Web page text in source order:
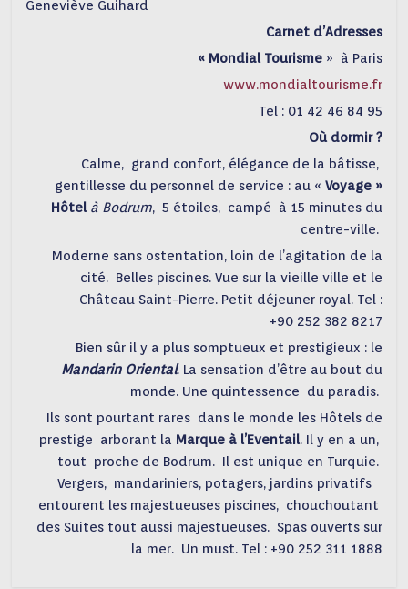
Geneviève Guihard
Carnet d’Adresses
« Mondial Tourisme» à Paris
www.mondialtourisme.fr
Tel : 01 42 46 84 95
Où dormir ?
Calme, grand confort, élégance de la bâtisse,
gentillesse du personnel de service : au « Voyage »
Hôtel à Bodrum, 5 étoiles, campé à 15 minutes du
centre-ville.
Moderne sans ostentation, loin de l’agitation de la
cité. Belles piscines. Vue sur la vieille ville et le
Château Saint-Pierre. Petit déjeuner royal. Tel :
+90 252 382 8217
Bien sûr il y a plus somptueux et prestigieux : le
Mandarin Oriental. La sensation d’être au bout du
monde. Une quintessence du paradis.
Ils sont pourtant rares dans le monde les Hôtels de
prestige arborant la Marque à l’Eventail. Il y en a un,
tout proche de Bodrum. Il est unique en Turquie.
Vergers, mandariniers, potagers, jardins privatifs
entourent les majestueuses piscines, chouchoutant
des Suites tout aussi majestueuses. Spas ouverts sur
la mer. Un must. Tel : +90 252 311 1888